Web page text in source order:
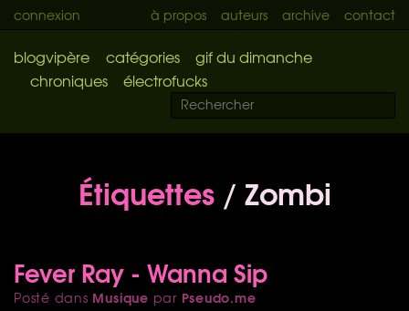
connexion à propos auteurs archive contact
blogvipère catégories
gif du dimanche
chroniques
électrofucks
Étiquettes/ Zombi
Fever Ray - Wanna Sip
Posté dans Musique par Pseudo.me